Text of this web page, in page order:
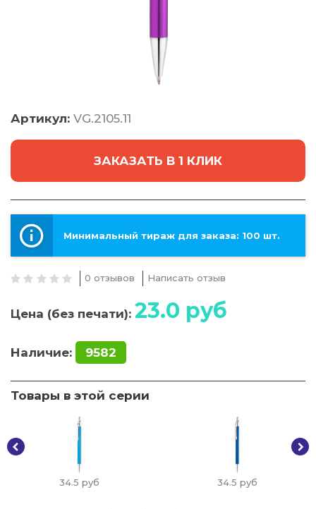
Артикул: VG.2105.11
ЗАКАЗАТЬ В 1 КЛИК
Минимальный тираж для заказа: 100 шт.
0 отзывов Написать отзыв
Цена (без печати): 23.0 руб
Наличие: 9582
Товары в этой серии
34.5 руб 34.5 руб